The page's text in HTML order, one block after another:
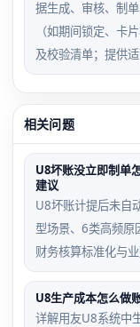
据生成、审核、制
（如期间锁定、卡
及校验清单；提供
相关问题
U8坏账没立即制单
建议
U8坏账计提后未自
型场景、6类高频
财务核算标准化与
U8生产成本怎么做
详解用友U8系统中